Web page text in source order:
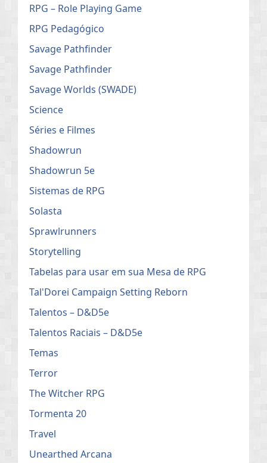
RPG – Role Playing Game
RPG Pedagógico
Savage Pathfinder
Savage Pathfinder
Savage Worlds (SWADE)
Science
Séries e Filmes
Shadowrun
Shadowrun 5e
Sistemas de RPG
Solasta
Sprawlrunners
Storytelling
Tabelas para usar em sua Mesa de RPG
Tal'Dorei Campaign Setting Reborn
Talentos – D&D5e
Talentos Raciais – D&D5e
Temas
Terror
The Witcher RPG
Tormenta 20
Travel
Unearthed Arcana